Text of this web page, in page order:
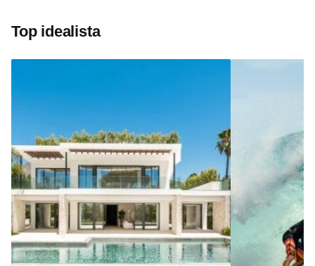
Top idealista